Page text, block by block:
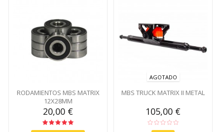
RODAMIENTOS MBS MATRIX
12X28MM
20,00 €
AGOTADO
MBS TRUCK MATRIX II METAL
105,00 €